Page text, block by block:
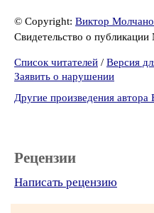
© Copyright: Виктор
Свидетельство о
Список читателей / Версия
Заявить о нарушении
Другие произведения
Рецензии
Написать рецензию